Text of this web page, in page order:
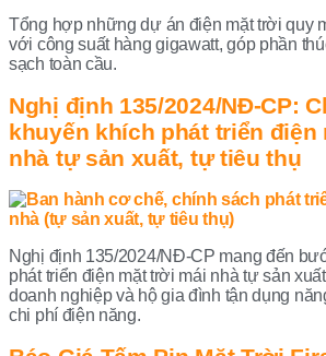
Tổng hợp những dự án điện mặt trời quy
với công suất hàng gigawatt, góp phần
sạch toàn cầu.
Nghị định 135/2024/NĐ-CP:
khuyến khích phát triển điện
nhà tự sản xuất, tự tiêu thụ
Nghị định 135/2024/NĐ-CP mang đến
phát triển điện mặt trời mái nhà tự sản
doanh nghiệp và hộ gia đình tận dụng
chi phí điện năng.